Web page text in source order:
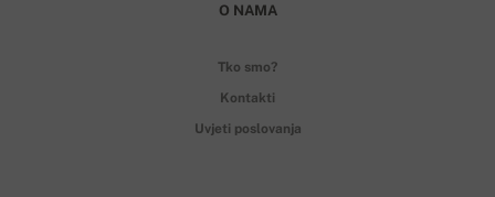
O NAMA
Tko smo?
Kontakti
Uvjeti poslovanja